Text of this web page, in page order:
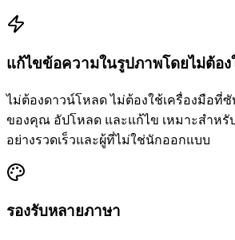
แก้ไขข้อความในรูปภาพโดยไม่ต้อง
ไม่ต้องดาวน์โหลด ไม่ต้องใช้เครื่องมือที่ซั
ของคุณ อัปโหลด และแก้ไข เหมาะสำหรั
อย่างรวดเร็วและผู้ที่ไม่ใช่นักออกแบบ
รองรับหลายภาษา